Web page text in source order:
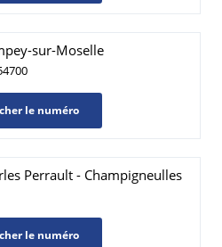
sur-Moselle
le numéro
Perrault - Champigneulles
le numéro